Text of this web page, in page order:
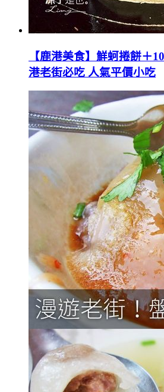
【鹿港美食】鮮蚵捲餅＋
港老街必吃 人氣平價小吃